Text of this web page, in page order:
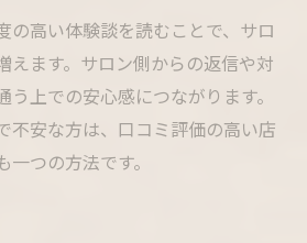
の高い体験談を読むことで、サロ
えます。サロン側からの返信や対
上での安心感につながります。
不安な方は、口コミ評価の高い店
つの方法です。